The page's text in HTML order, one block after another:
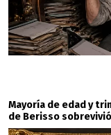
Mayoría de edad y
de Berisso